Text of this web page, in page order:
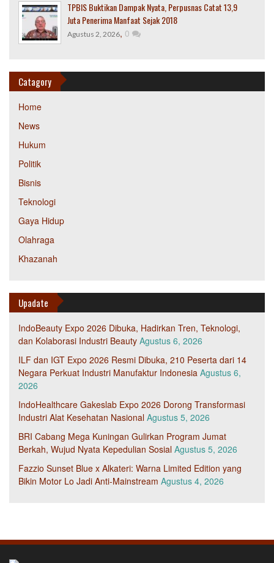
TPBIS Buktikan Dampak Nyata, Perpusnas Catat 13,9
Juta Penerima Manfaat Sejak 2018
Agustus 2, 2026, 0
Catagory
Home
News
Hukum
Politik
Bisnis
Teknologi
Gaya Hidup
Olahraga
Khazanah
Upadate
IndoBeauty Expo 2026 Dibuka, Hadirkan Tren, Teknologi,
dan Kolaborasi Industri Beauty Agustus 6, 2026
ILF dan IGT Expo 2026 Resmi Dibuka, 210 Peserta dari 14
Negara Perkuat Industri Manufaktur Indonesia Agustus 6,
2026
IndoHealthcare Gakeslab Expo 2026 Dorong Transformasi
Industri Alat Kesehatan Nasional Agustus 5, 2026
BRI Cabang Mega Kuningan Gulirkan Program Jumat
Berkah, Wujud Nyata Kepedulian Sosial Agustus 5, 2026
Fazzio Sunset Blue x Alkateri: Warna Limited Edition yang
Bikin Motor Lo Jadi Anti-Mainstream Agustus 4, 2026